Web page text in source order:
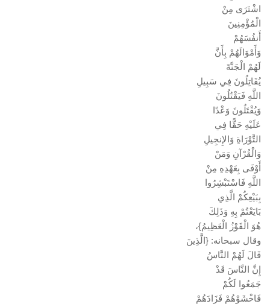
اشْتَرَى مِنْ
الْمُؤْمِنِينَ
أَنفُسَهُمْ
وَأَمْوَالَهُمْ بِأَنَّ
لَهُمْ الْجَنَّةَ
يُقَاتِلُونَ فِي سَبِيلِ
اللَّهِ فَيَقْتُلُونَ
وَيُقْتَلُونَ وَعْدًا
عَلَيْهِ حَقًّا فِي
التَّوْرَاةِ وَالإِنجِيلِ
وَالْقُرْآنِ وَمَنْ
أَوْفَى بِعَهْدِهِ مِنْ
اللَّهِ فَاسْتَبْشِرُوا
بِبَيْعِكُمْ الَّذِي
بَايَعْتُمْ بِهِ وَذَلِكَ
هُوَ الْفَوْزُ الْعَظِيمُ}،
وقال سبحانه: {الَّذِينَ
قَالَ لَهُمْ النَّاسُ
إِنَّ النَّاسَ قَدْ
جَمَعُوا لَكُمْ
فَاخْشَوْهُمْ فَزَادَهُمْ